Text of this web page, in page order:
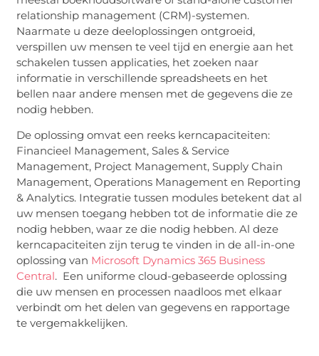
relationship management (CRM)-systemen.
Naarmate u deze deeloplossingen ontgroeid,
verspillen uw mensen te veel tijd en energie aan het
schakelen tussen applicaties, het zoeken naar
informatie in verschillende spreadsheets en het
bellen naar andere mensen met de gegevens die ze
nodig hebben.
De oplossing omvat een reeks kerncapaciteiten:
Financieel Management, Sales & Service
Management, Project Management, Supply Chain
Management, Operations Management en Reporting
& Analytics. Integratie tussen modules betekent dat al
uw mensen toegang hebben tot de informatie die ze
nodig hebben, waar ze die nodig hebben. Al deze
kerncapaciteiten zijn terug te vinden in de all-in-one
oplossing van Microsoft Dynamics 365 Business
Central. Een uniforme cloud-gebaseerde oplossing
die uw mensen en processen naadloos met elkaar
verbindt om het delen van gegevens en rapportage
te vergemakkelijken.